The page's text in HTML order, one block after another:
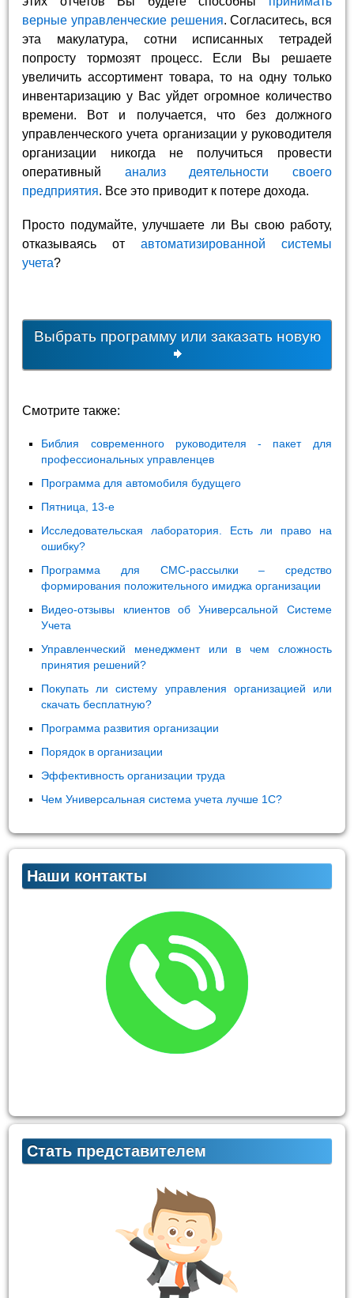
верные управленческие решения. Согласитесь, вся
эта макулатура, сотни исписанных тетрадей
попросту тормозят процесс. Если Вы решаете
увеличить ассортимент товара, то на одну только
инвентаризацию у Вас уйдет огромное количество
времени. Вот и получается, что без должного
управленческого учета организации у руководителя
организации никогда не получиться провести
оперативный анализ деятельности своего
предприятия. Все это приводит к потере дохода.
Просто подумайте, улучшаете ли Вы свою работу,
отказываясь от автоматизированной системы
учета?
Выбрать программу или заказать новую
Смотрите также:
Библия современного руководителя - пакет для
профессиональных управленцев
Программа для автомобиля будущего
Пятница, 13-е
Исследовательская лаборатория. Есть ли право на
ошибку?
Программа для СМС-рассылки – средство
формирования положительного имиджа организации
Видео-отзывы клиентов об Универсальной Системе
Учета
Управленческий менеджмент или в чем сложность
принятия решений?
Покупать ли систему управления организацией или
скачать бесплатную?
Программа развития организации
Порядок в организации
Эффективность организации труда
Чем Универсальная система учета лучше 1С?
Наши контакты
Стать представителем